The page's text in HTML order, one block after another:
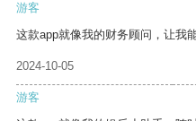
游客
这款app就像我的财务顾问，让我
2024-10-05
游客